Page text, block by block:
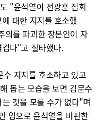
"윤석열이 전광훈 집회
대한 지지를 호소했
의를 파괴한 장본인이 자
다"고 질타했다.
지지를 호소하고 있고
돕는 모습을 보면 김문수
것을 모를 수가 없다"며
입으로 윤석열을 비판한